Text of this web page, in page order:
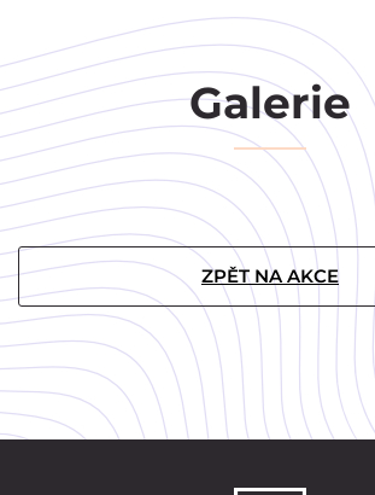
Galerie
ZPĚT NA AKCE